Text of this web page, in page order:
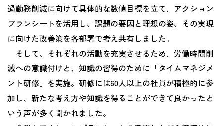
過勤務削減に向けて具体的な数値目標を立て、アクション
プランシートを活用し、課題の要因と理想の姿、その実現
に向けた改善策を各部署で考え共有しました。
そして、それぞれの活動を充実させるため、労働時間削
減への意識付けと、知識の習得のために「タイムマネジメ
ント研修」を実施。研修には60人以上の社員が積極的に参
加し、新たな考え方や知識を得ることができて良かったと
いう声が多く聞かれました。